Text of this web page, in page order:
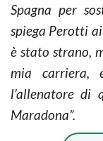
Spagna per
spiega Perotti
è stato strano,
mia carriera,
l’allenatore di
Maradona”.